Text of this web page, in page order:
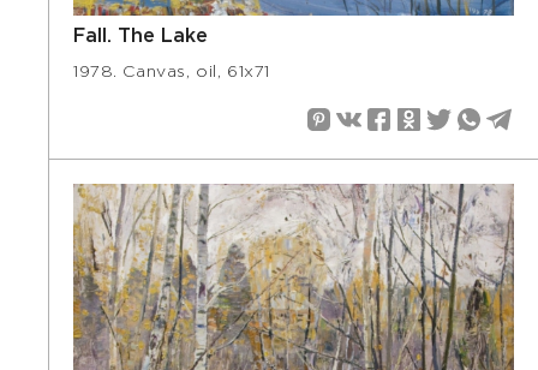
Fall. The Lake
1978. Canvas, oil, 61х71